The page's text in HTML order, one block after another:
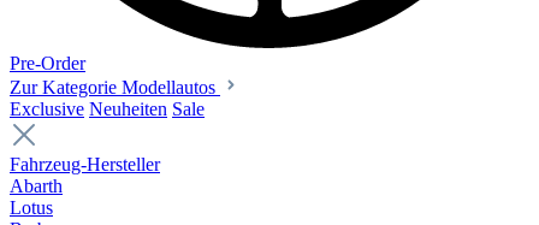
Pre-Order
Zur Kategorie Modellautos
Exclusive Neuheiten Sale
Fahrzeug-Hersteller
Abarth
Lotus